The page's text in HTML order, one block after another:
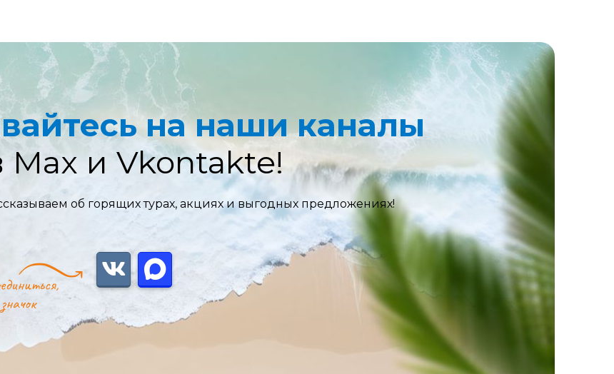
на наши каналы
Max и Vkontakte!
об горящих турах, акциях и выгодных предложениях!